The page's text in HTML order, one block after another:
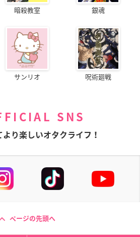
暗殺教室 銀魂
サンリオ 呪術廻戦
SNS
より楽しいオタクライフ！
ページの先頭へ